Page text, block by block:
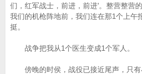
们，红军战士，前进，前进’。整营整营
我们的机枪阵地前，我们连在那1个上午
挺。
战争把我从1个医生变成1个军人。
傍晚的时侯，战役已接近尾声，只有